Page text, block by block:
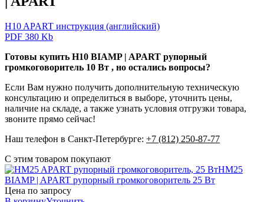
H10 APART инструкция (английский)
PDF 380 Kb
Готовы купить H10 BIAMP | APART рупорный
громкоговоритель 10 Вт , но остались вопросы?
Если Вам нужно получить дополнительную техническую
консультацию и определиться в выборе, уточнить цены,
наличие на складе, а также узнать условия отгрузки товара,
звоните прямо сейчас!
Наш телефон в Санкт-Петербурге: +7 (812) 250-87-77
С этим товаром покупают
HM25
BIAMP | APART рупорный громкоговоритель 25 Вт
Цена по запросу